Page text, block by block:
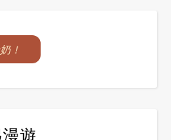
！
遊